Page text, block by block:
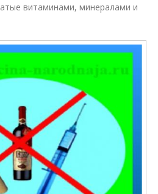
витаминами, минералами и